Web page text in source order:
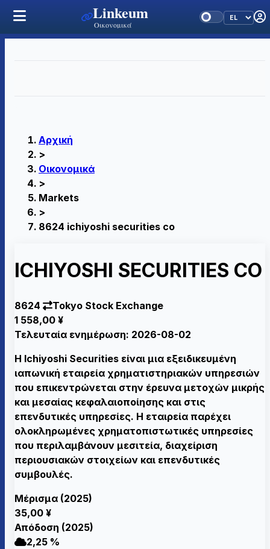
Linkeum
Οικονομικά
Αρχική
>
Οικονομικά
>
Markets
>
8624 ichiyoshi securities co
ICHIYOSHI SECURITIES CO
8624
Tokyo Stock Exchange
1 558,00 ¥
Τελευταία ενημέρωση: 2026-08-02
Η Ichiyoshi Securities είναι μια εξειδικευμένη
ιαπωνική εταιρεία χρηματιστηριακών υπηρεσιών
που επικεντρώνεται στην έρευνα μετοχών μικρής
και μεσαίας κεφαλαιοποίησης και στις
επενδυτικές υπηρεσίες. Η εταιρεία παρέχει
ολοκληρωμένες χρηματοπιστωτικές υπηρεσίες
που περιλαμβάνουν μεσιτεία, διαχείριση
περιουσιακών στοιχείων και επενδυτικές
συμβουλές.
Μέρισμα (2025)
35,00 ¥
Απόδοση (2025)
2,25 %